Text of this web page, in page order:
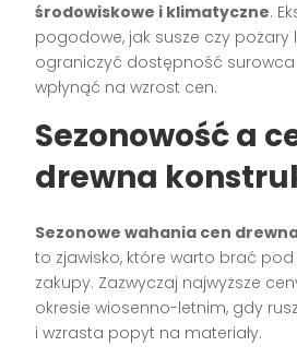
środowiskowe i klimatyczne.
pogodowe, jak susze czy pożary
ograniczyć dostępność
wpłynąć na wzrost cen.
Sezonowość a
drewna
Sezonowe wahania cen
to zjawisko, które warto brać
zakupy. Zazwyczaj najwyższe
okresie wiosenno-letnim, gdy
i wzrasta popyt na materiały.